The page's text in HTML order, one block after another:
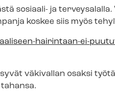
sosiaali- ja
koskee siis myös
hairintaan-ei-
väkivallan osaksi